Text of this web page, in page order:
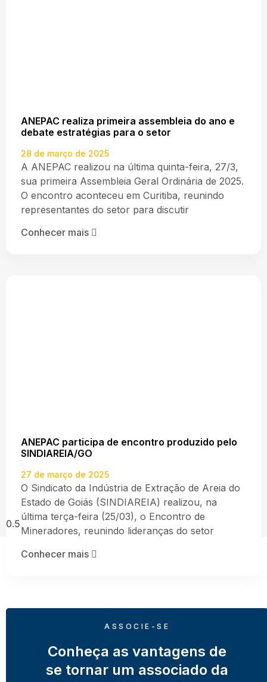
ANEPAC realiza primeira assembleia do ano e
debate estratégias para o setor
28 de março de 2025
A ANEPAC realizou na última quinta-feira, 27/3,
sua primeira Assembleia Geral Ordinária de 2025.
O encontro aconteceu em Curitiba, reunindo
representantes do setor para discutir
Conhecer mais
ANEPAC participa de encontro produzido pelo
SINDIAREIA/GO
27 de março de 2025
O Sindicato da Indústria de Extração de Areia do
Estado de Goiás (SINDIAREIA) realizou, na
última terça-feira (25/03), o Encontro de
Mineradores, reunindo lideranças do setor
Conhecer mais
ASSOCIE-SE
Conheça as vantagens de
se tornar um associado da